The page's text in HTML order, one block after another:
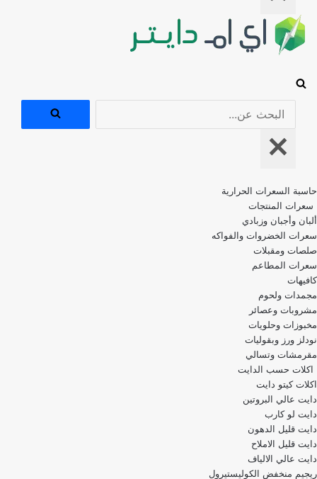
قائمة
قائمة
التنقل
حاسبة السعرات الحرارية
سعرات المنتجات
ألبان وأجبان وزبادي
سعرات الخضروات والفواكه
صلصات ومقبلات
سعرات المطاعم
كافيهات
مجمدات ولحوم
مشروبات وعصائر
مخبوزات وحلويات
نودلز ورز وبقوليات
مقرمشات وتسالي
اكلات حسب الدايت
اكلات كيتو دايت
دايت عالي البروتين
دايت لو كارب
دايت قليل الدهون
دايت قليل الاملاح
دايت عالي الالياف
ريجيم منخفض الكوليستيرول